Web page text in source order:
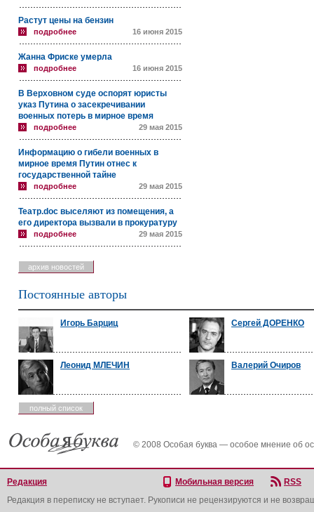
Растут цены на бензин
подробнее 16 июня 2015
Жанна Фриске умерла
подробнее 16 июня 2015
В Верховном суде оспорят юристы
указ Путина о засекречивании
военных потерь в мирное время
подробнее 29 мая 2015
Информацию о гибели военных в
мирное время Путин отнес к
государственной тайне
подробнее 29 мая 2015
Театр.doc выселяют из помещения, а
его директора вызвали в прокуратуру
подробнее 29 мая 2015
архив новостей
Постоянные авторы
Игорь Барциц Сергей ДОРЕНКО
Леонид МЛЕЧИН Валерий Очиров
полный список
© 2008 Особая буква — особое мнение об
Редакция Мобильная версия
RSS
Редакция в переписку не вступает. Рукописи не рецензируются и не